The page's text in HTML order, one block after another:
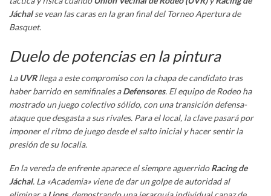
Jáchalse vean las caras en la gran final del Torneo Apertura de
Basquet.
Duelo de potencias en la pintura
LaUVRllega a este compromiso con la chapa de candidato tras
haber barrido en semifinales aDefensores. El equipo de Rodeo ha
mostrado un juego colectivo sólido, con una transición defensa-
ataque que desgasta a sus rivales. Para el local, la clave pasará por
imponer el ritmo de juego desde el salto inicial y hacer sentir la
presión de su localia.
En la vereda de enfrente aparece el siempre aguerridoRacing de
Jáchal. La «Academia» viene de dar un golpe de autoridad al